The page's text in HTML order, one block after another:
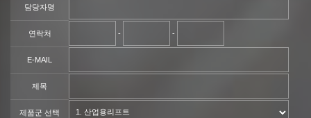
담당자명
연락처 - -
E-MAIL
제목
제품군 선택